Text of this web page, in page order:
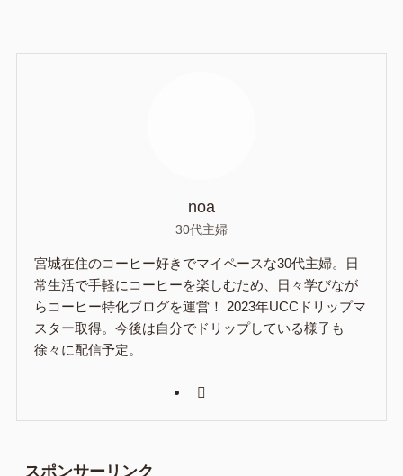
noa
30代主婦
宮城在住のコーヒー好きでマイペースな30代主婦。日
常生活で手軽にコーヒーを楽しむため、日々学びなが
らコーヒー特化ブログを運営！ 2023年UCCドリップマ
スター取得。今後は自分でドリップしている様子も
徐々に配信予定。
スポンサーリンク